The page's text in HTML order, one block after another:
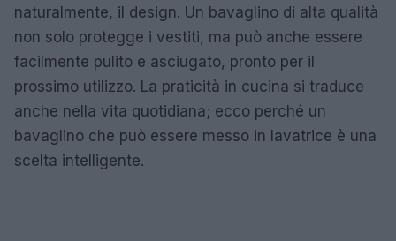
naturalmente, il design. Un bavaglino di alta qualità
non solo protegge i vestiti, ma può anche essere
facilmente pulito e asciugato, pronto per il
prossimo utilizzo. La praticità in cucina si traduce
anche nella vita quotidiana; ecco perché un
bavaglino che può essere messo in lavatrice è una
scelta intelligente.